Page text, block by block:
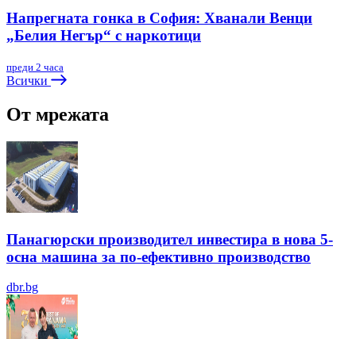
Напрегната гонка в София: Хванали Венци
„Белия Негър“ с наркотици
преди 2 часа
Всички
От мрежата
Панагюрски производител инвестира в нова 5-
осна машина за по-ефективно производство
dbr.bg